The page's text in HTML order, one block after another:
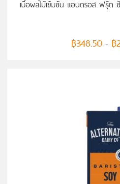
เนื้อผลไม้เข้มข้น แอนดรอส ฟรุ๊
฿348.50 – ฿